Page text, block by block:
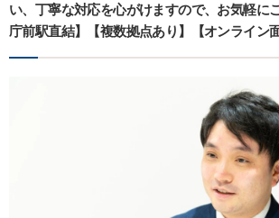
い、丁寧な対応を心がけますので、お気軽に
庁前駅直結】【複数拠点あり】【オンライン